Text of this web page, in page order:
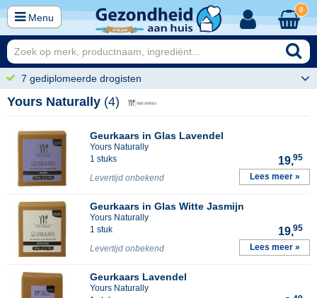
Menu
0
7 gediplomeerde drogisten
Yours Naturally (4)
Geurkaars in Glas Lavendel
Yours Naturally
1 stuks
19,95
Levertijd onbekend Lees meer »
Geurkaars in Glas Witte Jasmijn
Yours Naturally
1 stuk
19,95
Levertijd onbekend Lees meer »
Geurkaars Lavendel
Yours Naturally